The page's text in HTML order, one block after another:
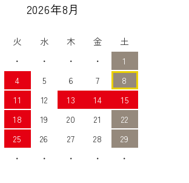
2026年8月
火 水 木 金
土
・ ・ ・ ・
1
4 5 6 7
8
11 12 13 14
15
18 19 20 21
22
25 26 27 28
29
・ ・ ・ ・ ・